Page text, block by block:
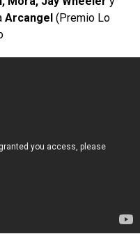
Arcangel (Premio Lo